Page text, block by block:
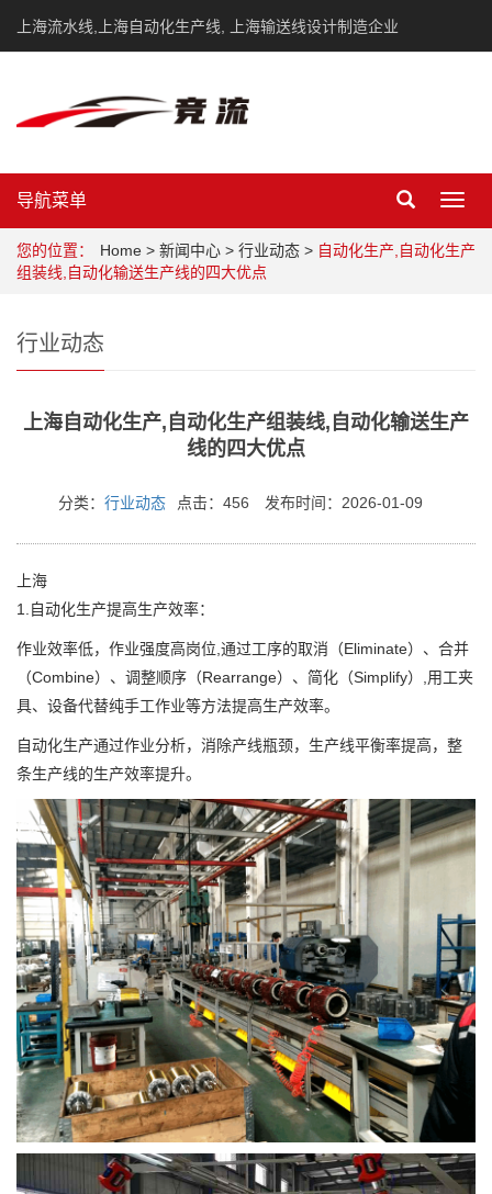
上海流水线,上海自动化生产线, 上海输送线设计制造企业
导航菜单
您的位置： Home > 新闻中心 > 行业动态 > 自动化生产,自动化生产
组装线,自动化输送生产线的四大优点
行业动态
上海自动化生产,自动化生产组装线,自动化输送生产
线的四大优点
分类： 行业动态 点击：456 发布时间：2026-01-09
上海
1.自动化生产提高生产效率：
作业效率低，作业强度高岗位,通过工序的取消（Eliminate）、合并
（Combine）、调整顺序（Rearrange）、简化（Simplify）,用工夹
具、设备代替纯手工作业等方法提高生产效率。
自动化生产通过作业分析，消除产线瓶颈，生产线平衡率提高，整
条生产线的生产效率提升。